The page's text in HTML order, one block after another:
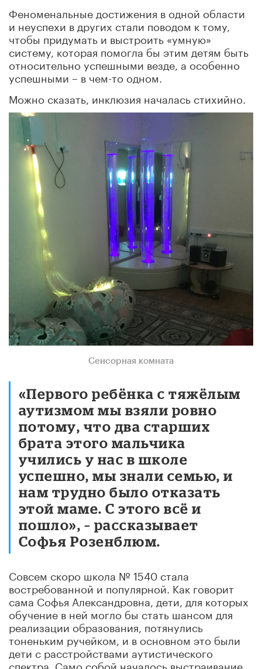
Феноменальные достижения в одной области
и неуспехи в других стали поводом к тому,
чтобы придумать и выстроить «умную»
систему, которая помогла бы этим детям быть
относительно успешными везде, а особенно
успешными – в чем-то одном.
Можно сказать, инклюзия началась стихийно.
Сенсорная комната
«Первого ребёнка с тяжёлым
аутизмом мы взяли ровно
потому, что два старших
брата этого мальчика
учились у нас в школе
успешно, мы знали семью, и
нам трудно было отказать
этой маме. С этого всё и
пошло», – рассказывает
Софья Розенблюм.
Совсем скоро школа № 1540 стала
востребованной и популярной. Как говорит
сама Софья Александровна, дети, для которых
обучение в ней могло бы стать шансом для
реализации образования, потянулись
тоненьким ручейком, и в основном это были
дети с расстройствами аутистического
спектра. Само собой началось выстраивание